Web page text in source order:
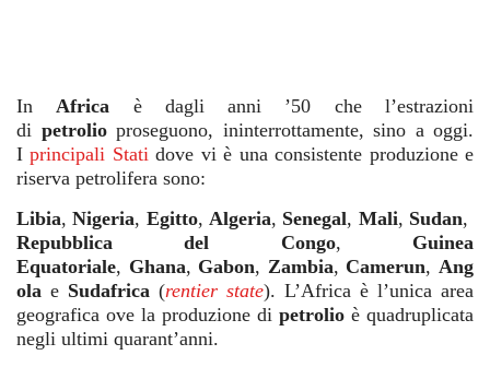
InAfrica è dagli anni ’50 che l’estrazioni
di petrolioproseguono, ininterrottamente, sino a oggi.
Iprincipali Statidove vi è una consistente produzione e
riserva petrolifera sono:
Libia,Nigeria, Egitto,Algeria, Senegal, Mali, Sudan,
Repubblica del Congo, Guinea
Equatoriale, Ghana, Gabon, Zambia, Camerun,Ang
ola e Sudafrica (rentier state). L’Africa è l’unica area
geografica ove la produzione di petrolio è quadruplicata
negli ultimi quarant’anni.